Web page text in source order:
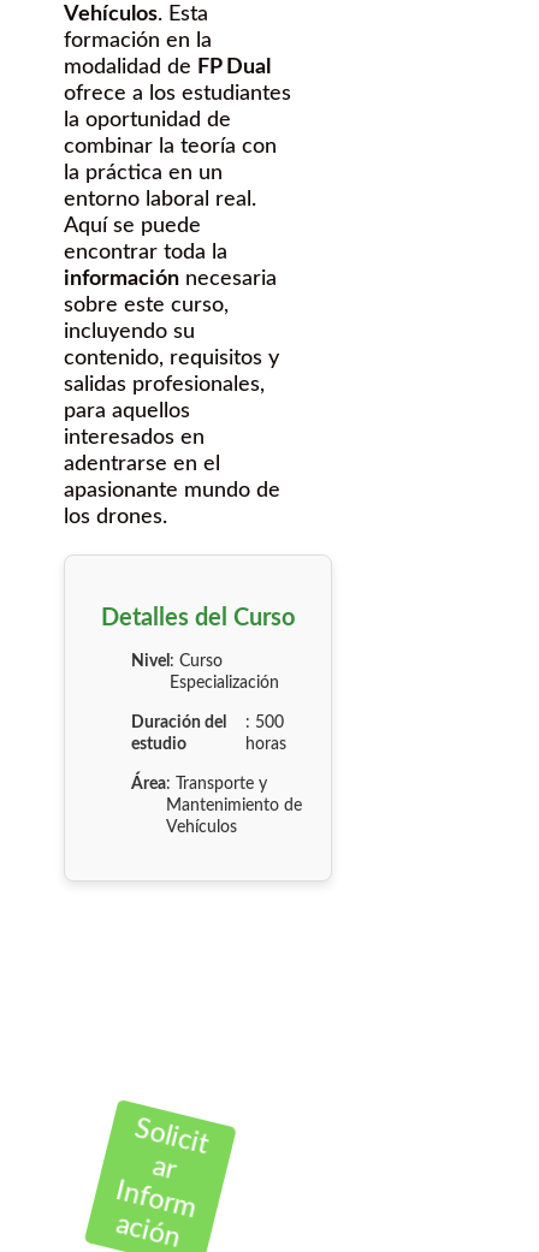
Vehículos. Esta
formación en la
modalidad de FP Dual
ofrece a los estudiantes
la oportunidad de
combinar la teoría con
la práctica en un
entorno laboral real.
Aquí se puede
encontrar toda la
información necesaria
sobre este curso,
incluyendo su
contenido, requisitos y
salidas profesionales,
para aquellos
interesados en
adentrarse en el
apasionante mundo de
los drones.
Detalles del Curso
Nivel : Curso
Especialización
Duración del
estudio
: 500
horas
Área: Transporte y
Mantenimiento de
Vehículos
Solicit
ar
Inform
ación